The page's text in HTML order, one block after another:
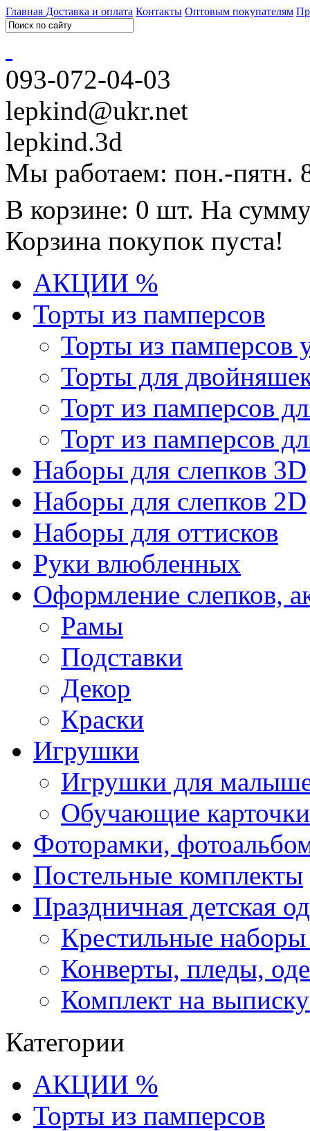
Главная Доставка и оплата Контакты Оптовым покупателям
093-072-04-03
lepkind@ukr.net
lepkind.3d
Мы работаем: пон.-пятн.
В корзине: 0 шт. На
Корзина покупок пуста!
АКЦИИ %
Торты из памперсов
Торты из памперсов
Торты для
Торт из памперсов
Торт из памперсов
Наборы для слепков 3D
Наборы для слепков 2D
Наборы для оттисков
Руки влюбленных
Оформление слепков,
Рамы
Подставки
Декор
Краски
Игрушки
Игрушки для
Обучающие карточки
Фоторамки,
Постельные комплекты
Праздничная детская
Крестильные
Конверты, пледы,
Комплект на
Категории
АКЦИИ %
Торты из памперсов